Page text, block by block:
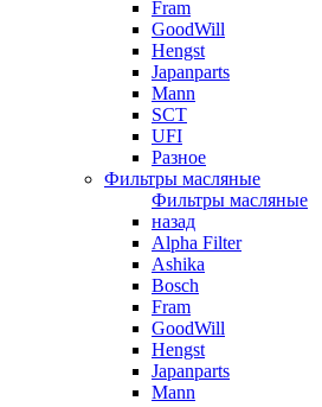
Fram
GoodWill
Hengst
Japanparts
Mann
SCT
UFI
Разное
Фильтры масляные
Фильтры масляные
назад
Alpha Filter
Ashika
Bosch
Fram
GoodWill
Hengst
Japanparts
Mann